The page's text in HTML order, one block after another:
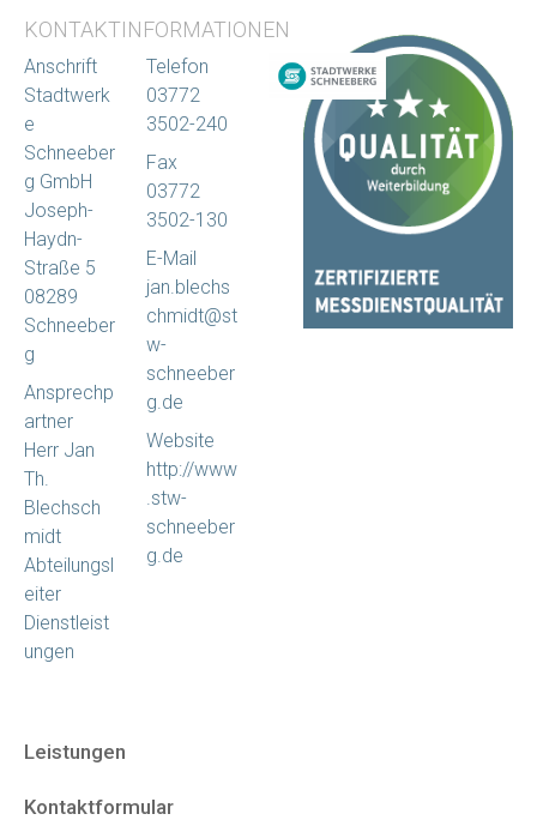
KONTAKTINFORMATIONEN
Anschrift
Stadtwerk
e
Schneeber
g GmbH
Joseph-
Haydn-
Straße 5
08289
Schneeber
g
Ansprechp
artner
Herr Jan
Th.
Blechsch
midt
Abteilungsl
eiter
Dienstleist
ungen
Telefon
03772
3502-240
Fax
03772
3502-130
E-Mail
jan.blechs
chmidt@st
w-
schneeber
g.de
Website
http://www
.stw-
schneeber
g.de
Leistungen
Kontaktformular